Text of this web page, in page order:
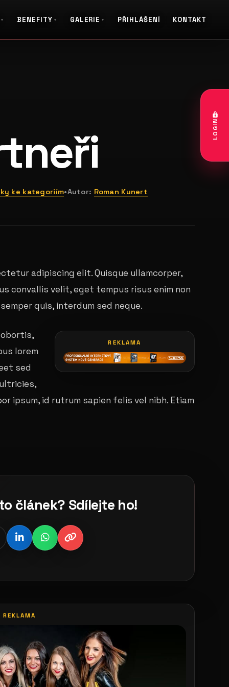
BENEFITY GALERIE PŘIHLÁŠENÍ KONTAKT
LOGIN
galerie: playboy akce
ke kategoriím•Autor: Roman Kunert
adipiscing elit. Quisque ullamcorper,
convallis velit, eget tempus risus enim non
quis, interdum sed neque.
REKLAMA
lorem
sed
ipsum, id rutrum sapien felis vel nibh. Etiam
článek? Sdílejte ho!
REKLAMA